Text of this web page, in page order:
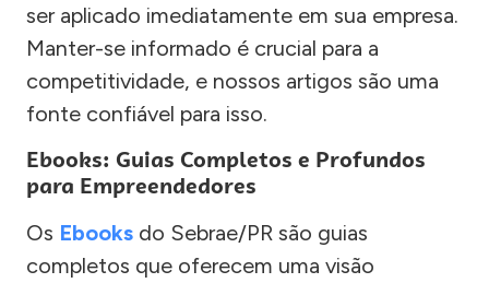
ser aplicado imediatamente em sua empresa.
Manter-se informado é crucial para a
competitividade, e nossos artigos são uma
fonte confiável para isso.
Ebooks: Guias Completos e Profundos
para Empreendedores
Os Ebooks do Sebrae/PR são guias
completos que oferecem uma visão